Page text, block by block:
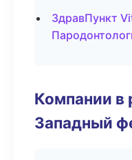
ЗдравПункт
Компании в
Западный